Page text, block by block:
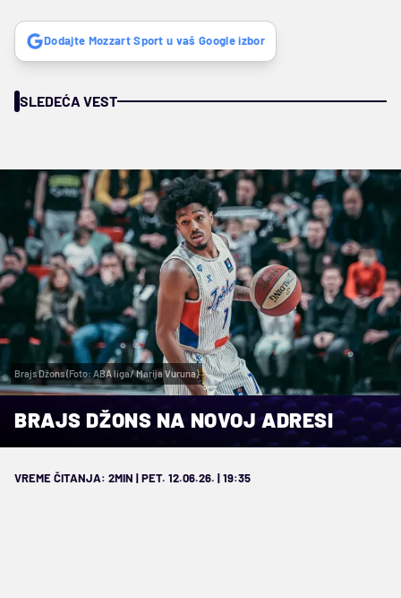
Dodajte Mozzart Sport u vaš Google izbor
SLEDEĆA VEST
Brajs Džons (Foto: ABA liga/ Marija Vuruna)
BRAJS DŽONS NA NOVOJ ADRESI
VREME ČITANJA: 2MIN | PET. 12.06.26. | 19:35